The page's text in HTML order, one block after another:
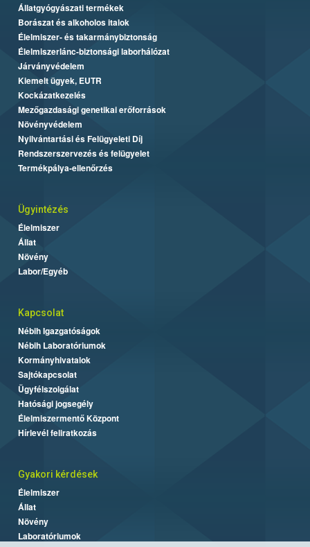
Állatgyógyászati termékek
Borászat és alkoholos italok
Élelmiszer- és takarmánybiztonság
Élelmiszerlánc-biztonsági laborhálózat
Járványvédelem
Kiemelt ügyek, EUTR
Kockázatkezelés
Mezőgazdasági genetikai erőforrások
Növényvédelem
Nyilvántartási és Felügyeleti Díj
Rendszerszervezés és felügyelet
Termékpálya-ellenőrzés
Ügyintézés
Élelmiszer
Állat
Növény
Labor/Egyéb
Kapcsolat
Nébih Igazgatóságok
Nébih Laboratóriumok
Kormányhivatalok
Sajtókapcsolat
Ügyfélszolgálat
Hatósági jogsegély
Élelmiszermentő Központ
Hírlevél feliratkozás
Gyakori kérdések
Élelmiszer
Állat
Növény
Laboratóriumok